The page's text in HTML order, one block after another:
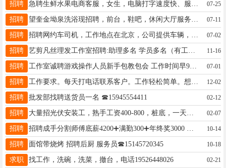
招聘 07-25
招聘 07-11
招聘 07-02
招聘 11-16
招聘 工作室诚聘游戏操作人员新手包教包会 工作时间早9晚9非兼职长期稳定 工资:3000_10000底薪+提成(无封顶)多劳多得 短期工勿扰 16629617700 干就完了 07-01
招聘 12-02
招聘 批发部找聘送货员一名 ☎15945554411 02-12
招聘 02-07
招聘 10-14
招聘 面馆带烧烤 招聘后厨 服务员☎15145720345 10-18
求职 找工作，洗碗，洗菜，撤台，电话19526448026 02-21